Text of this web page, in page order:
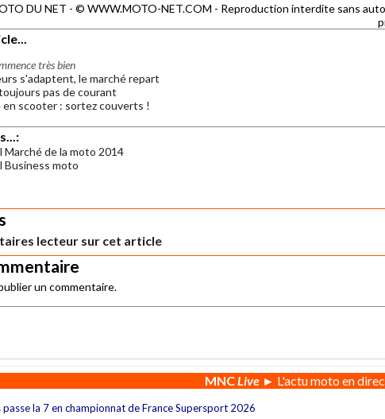
DU NET - © WWW.MOTO-NET.COM - Reproduction interdite sans
très bien
s'adaptent, le marché repart
pas de courant
en scooter : sortez couverts !
Marché de la moto 2014
Business moto
lecteur sur cet article
un commentaire.
MNCLive► L'actu moto en
la 7 en championnat de France Supersport 2026